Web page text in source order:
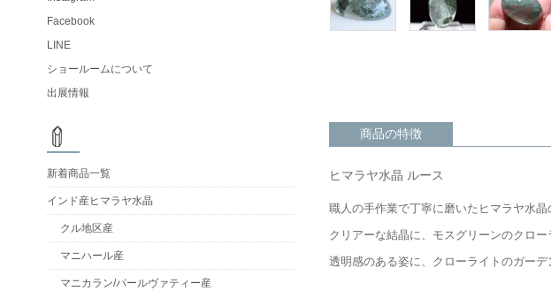
商品の特徴
ヒマラヤ水晶 ルース
職人の手作業で丁寧に磨いたヒマラヤ水晶
クリアーな結晶に、モスグリーンのクロー
透明感のある姿に、クローライトのガーデ
Facebook
LINE
ショールームについて
出展情報
新着商品一覧
インド産ヒマラヤ水晶
クル地区産
マニハール産
マニカラン/パールヴァティー産